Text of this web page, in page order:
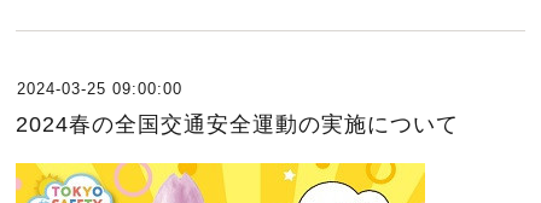
2024-03-25 09:00:00
2024春の全国交通安全運動の実施について